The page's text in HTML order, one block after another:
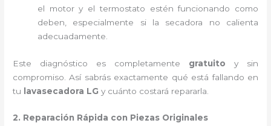
el motor y el termostato estén funcionando como
deben, especialmente si la secadora no calienta
adecuadamente.
Este diagnóstico es completamente gratuito y sin
compromiso. Así sabrás exactamente qué está fallando en
tu lavasecadora LG y cuánto costará repararla.
2. Reparación Rápida con Piezas Originales